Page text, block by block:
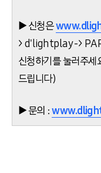
▶ 신청은
> d'lightplay ->
신청하기를 눌러주
드립니다)
▶ 문의 :